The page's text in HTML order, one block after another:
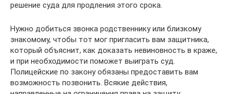
решение суда для продления этого срока.
Нужно добиться звонка родственнику или близкому
знакомому, чтобы тот мог пригласить вам защитника,
который объяснит, как доказать невиновность в краже,
и при необходимости поможет выиграть суд.
Полицейские по закону обязаны предоставить вам
возможность позвонить. Всякие действия,